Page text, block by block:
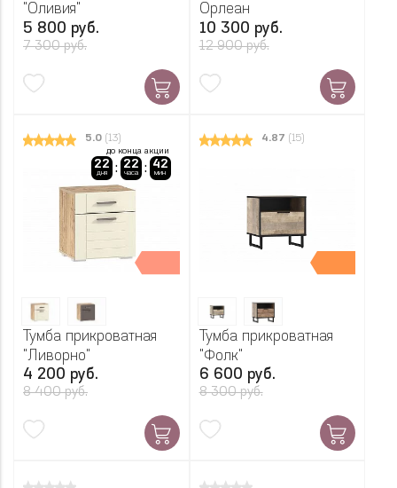
"Оливия"
5 800 руб.
7 300 руб.
Орлеан
10 300 руб.
12 900 руб.
5.0
(13)
до конца акции
22
дня : 22
часа : 42
мин
Тумба прикроватная
"Ливорно"
4 200 руб.
8 400 руб.
4.87 (15)
Тумба прикроватная
"Фолк"
6 600 руб.
8 300 руб.